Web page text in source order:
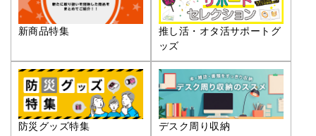
新商品特集
推し活・オタ活サポートグ
ッズ
防災グッズ特集 デスク周り収納